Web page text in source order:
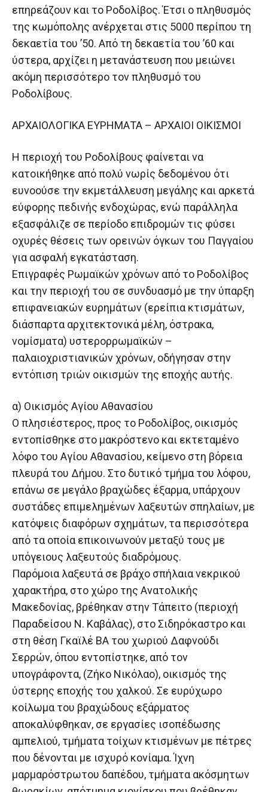
επηρεάζουν και το Ροδολίβος. Έτσι ο πληθυσμός
της κωμόπολης ανέρχεται στις 5000 περίπου τη
δεκαετία του ’50. Από τη δεκαετία του ’60 και
ύστερα, αρχίζει η μετανάστευση που μειώνει
ακόμη περισσότερο τον πληθυσμό του
Ροδολίβους.
ΑΡΧΑΙΟΛΟΓΙΚΑ ΕΥΡΗΜΑΤΑ – ΑΡΧΑΙΟΙ ΟΙΚΙΣΜΟΙ
Η περιοχή του Ροδολίβους φαίνεται να
κατοικήθηκε από πολύ νωρίς δεδομένου ότι
ευνοούσε την εκμετάλλευση μεγάλης και αρκετά
εύφορης πεδινής ενδοχώρας, ενώ παράλληλα
εξασφάλιζε σε περίοδο επιδρομών τις φύσει
οχυρές θέσεις των ορεινών όγκων του Παγγαίου
για ασφαλή εγκατάσταση.
Επιγραφές Ρωμαϊκών χρόνων από το Ροδολίβος
και την περιοχή του σε συνδυασμό με την ύπαρξη
επιφανειακών ευρημάτων (ερείπια κτισμάτων,
διάσπαρτα αρχιτεκτονικά μέλη, όστρακα,
νομίσματα) υστερορρωμαϊκών –
παλαιοχριστιανικών χρόνων, οδήγησαν στην
εντόπιση τριών οικισμών της εποχής αυτής.
α) Οικισμός Αγίου Αθανασίου
Ο πλησιέστερος, προς το Ροδολίβος, οικισμός
εντοπίσθηκε στο μακρόστενο και εκτεταμένο
λόφο του Αγίου Αθανασίου, κείμενο στη βόρεια
πλευρά του Δήμου. Στο δυτικό τμήμα του λόφου,
επάνω σε μεγάλο βραχώδες έξαρμα, υπάρχουν
συστάδες επιμελημένων λαξευτών σπηλαίων, με
κατόψεις διαφόρων σχημάτων, τα περισσότερα
από τα οποία επικοινωνούν μεταξύ τους με
υπόγειους λαξευτούς διαδρόμους.
Παρόμοια λαξευτά σε βράχο σπήλαια νεκρικού
χαρακτήρα, στο χώρο της Ανατολικής
Μακεδονίας, βρέθηκαν στην Τάπειτο (περιοχή
Παραδείσου Ν. Καβάλας), στο Σιδηρόκαστρο και
στη θέση Γκαϊλέ ΒΑ του χωριού Δαφνούδι
Σερρών, όπου εντοπίστηκε, από τον
υπογράφοντα, (Ζήκο Νικόλαο), οικισμός της
ύστερης εποχής του χαλκού. Σε ευρύχωρο
κοίλωμα του βραχώδους εξάρματος
αποκαλύφθηκαν, σε εργασίες ισοπέδωσης
αμπελιού, τμήματα τοίχων κτισμένων με πέτρες
που δένονται με ισχυρό κονίαμα. Ίχνη
μαρμαρόστρωτου δαπέδου, τμήματα ακόσμητων